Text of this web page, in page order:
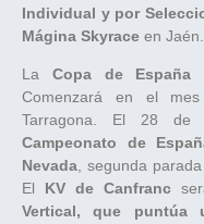
Individual y por
Mágina Skyrace en Jaén.
La Copa de
Comenzará en el
Tarragona. El 28 de
Campeonato de
Nevada , segunda
El KV de Canfranc
Vertical, que puntúa